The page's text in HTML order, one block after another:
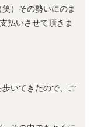
）その勢いにのま
払いさせて頂きま
歩いてきたので、ご